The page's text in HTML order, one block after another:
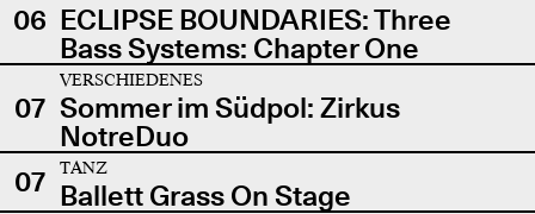
06 ECLIPSE BOUNDARIES: Three
Bass Systems: Chapter One
07
VERSCHIEDENES
Sommer im Südpol: Zirkus
NotreDuo
07
TANZ
Ballett Grass On Stage